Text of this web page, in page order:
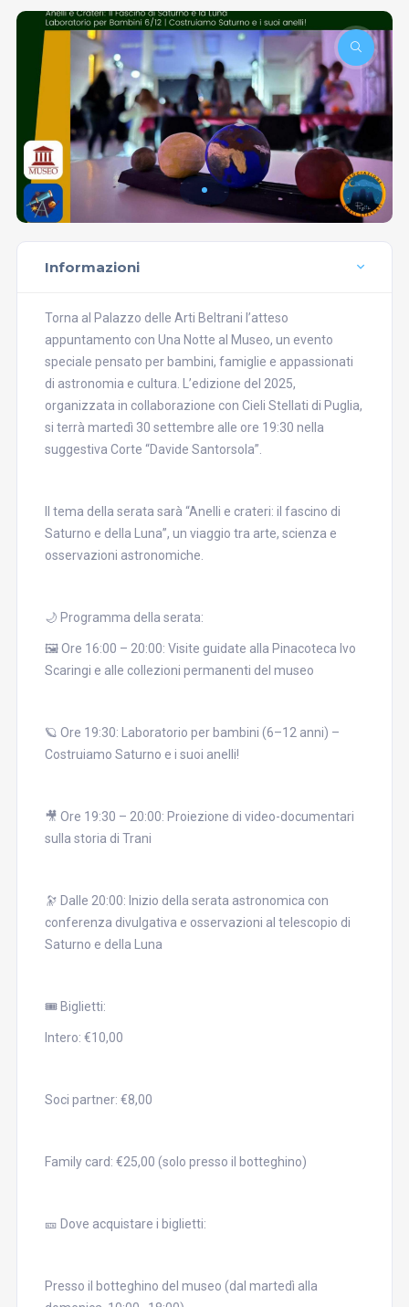
Informazioni
Torna al Palazzo delle Arti Beltrani l’atteso
appuntamento con Una Notte al Museo, un evento
speciale pensato per bambini, famiglie e appassionati
di astronomia e cultura. L’edizione del 2025,
organizzata in collaborazione con Cieli Stellati di Puglia,
si terrà martedì 30 settembre alle ore 19:30 nella
suggestiva Corte “Davide Santorsola”.
Il tema della serata sarà “Anelli e crateri: il fascino di
Saturno e della Luna”, un viaggio tra arte, scienza e
osservazioni astronomiche.
🌙 Programma della serata:
🖼 Ore 16:00 – 20:00: Visite guidate alla Pinacoteca Ivo
Scaringi e alle collezioni permanenti del museo
🪐 Ore 19:30: Laboratorio per bambini (6–12 anni) –
Costruiamo Saturno e i suoi anelli!
🎥 Ore 19:30 – 20:00: Proiezione di video-documentari
sulla storia di Trani
🔭 Dalle 20:00: Inizio della serata astronomica con
conferenza divulgativa e osservazioni al telescopio di
Saturno e della Luna
🎟 Biglietti:
Intero: €10,00
Soci partner: €8,00
Family card: €25,00 (solo presso il botteghino)
🎫 Dove acquistare i biglietti:
Presso il botteghino del museo (dal martedì alla